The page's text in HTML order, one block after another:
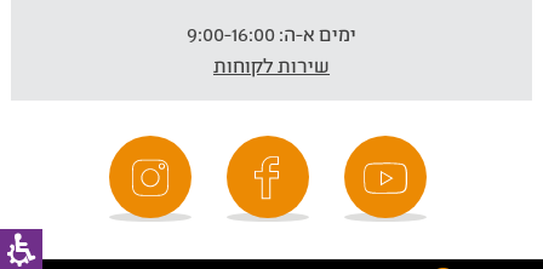
ימים א-ה:
שירות לקוחות